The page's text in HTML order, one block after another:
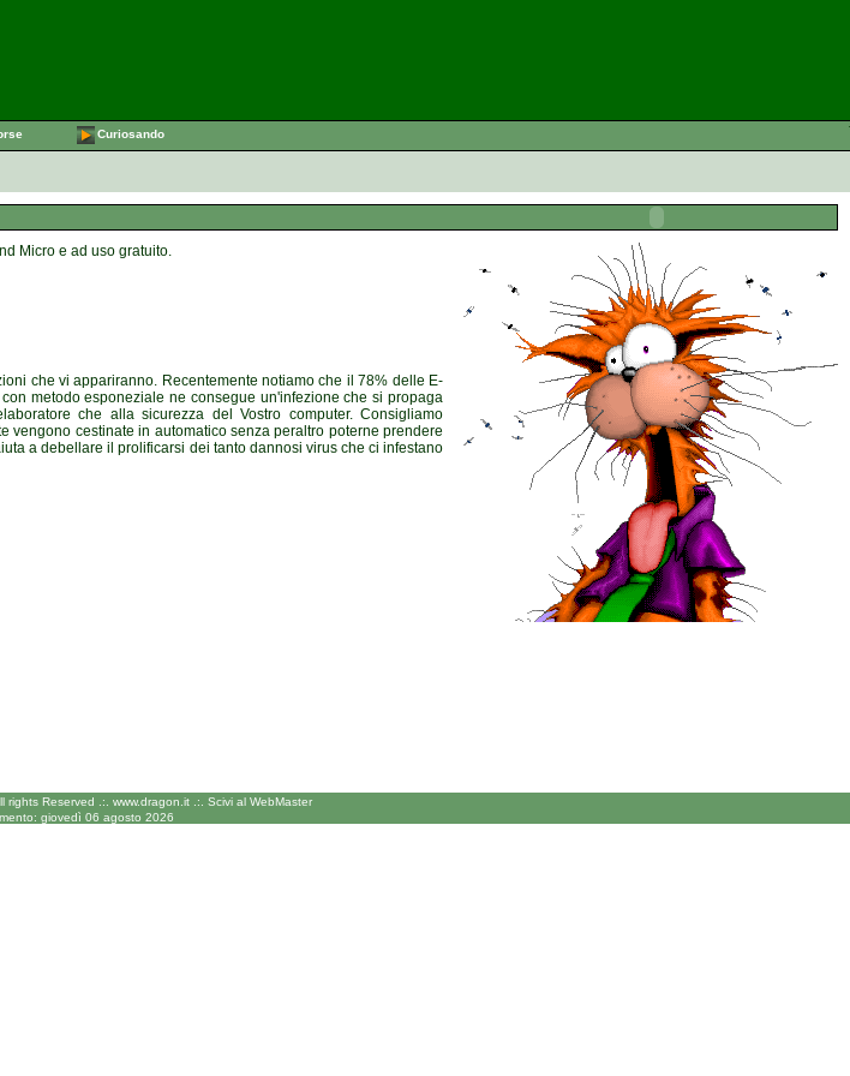
Curiosando
Micro e ad uso gratuito.
che vi appariranno. Recentemente notiamo che il 78% delle E-
metodo esponeziale ne consegue un'infezione che si propaga
che alla sicurezza del Vostro computer. Consigliamo
cestinate in automatico senza peraltro poterne prendere
a debellare il prolificarsi dei tanto dannosi virus che ci infestano
rights Reserved .:. www.dragon.it .:. Scivi al WebMaster
giovedì 06 agosto 2026